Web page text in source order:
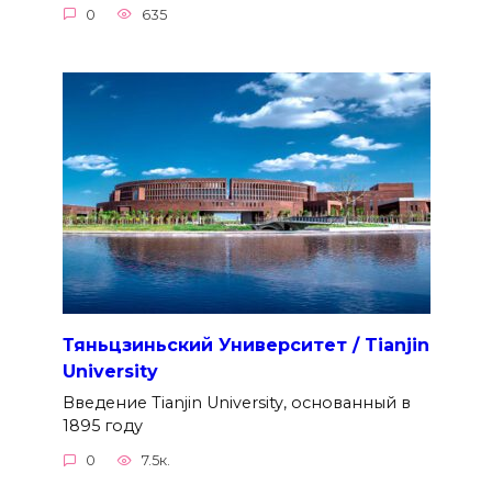
0 635
Тяньцзиньский Университет / Tianjin
University
Введение Tianjin University, основанный в
1895 году
0 7.5к.